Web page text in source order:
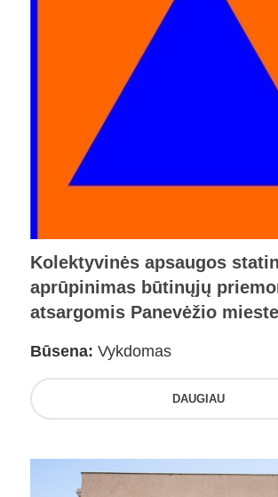
Kolektyvinės apsaugos
aprūpinimas būtinųjų
atsargomis Panevėžio
Būsena: Vykdomas
DAUGIAU